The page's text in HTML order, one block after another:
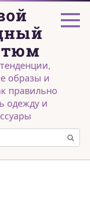
образы и
правильно
одежду и